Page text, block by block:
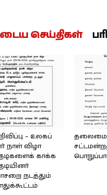
செய்திகள்
– உலகப்
நாள் விழா
காக்க
நடத்தும்
தலைமை